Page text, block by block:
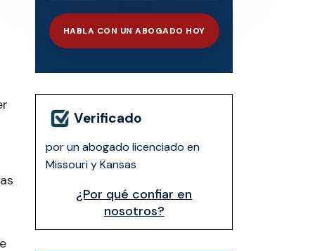
HABLA CON UN ABOGADO HOY
Verificado
por un abogado licenciado en
Missouri y Kansas
¿Por qué confiar en
nosotros?